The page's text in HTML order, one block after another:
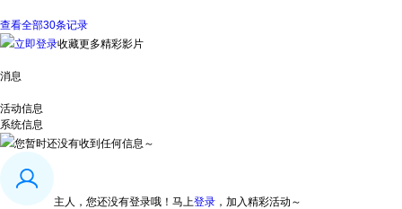
查看全部30条记录
立即登录收藏更多精彩影片
消息
活动信息
系统信息
您暂时还没有收到任何信息～
主人，您还没有登录哦！ 马上登录 ，加入精彩活动～